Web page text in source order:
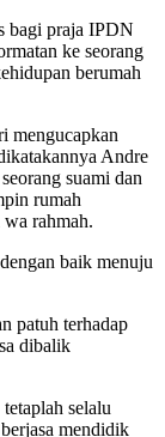
bagi praja IPDN
ke seorang
berumah
mengucapkan
Andre
suami dan
rumah
rahmah.
baik menuju
patuh terhadap
dibalik
selalu
mendidik